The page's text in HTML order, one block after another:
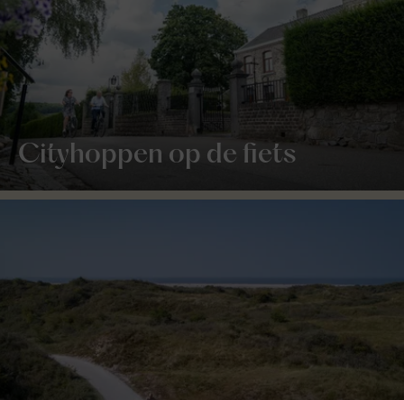
Cityhoppen op de fiets